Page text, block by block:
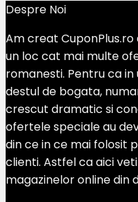
Despre Noi
Am creat
un loc cat mai multe
romanesti. Pentru ca
destul de bogata,
crescut dramatic si
ofertele speciale au
din ce in ce mai folosit
clienti. Astfel ca aici
magazinelor online din